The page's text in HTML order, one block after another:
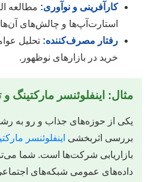
کارآفرینی و نوآوری: مطالعه
استارت‌آپ‌ها و چالش‌های
رفتار مصرف‌کننده: تحلیل
خرید در بازارهای نوظهور.
مثال: اینفلوئنسر مارکتینگ و
یکی از حوزه‌های جذاب و رو به
بررسی اثربخشی اینفلوئنسر
بازاریابی شرکت‌ها است. شما
داده‌های عمومی شبکه‌های